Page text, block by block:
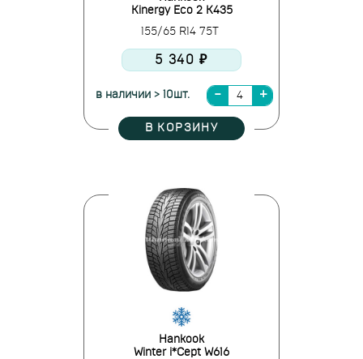
Kinergy Eco 2 K435
155/65 R14 75T
5 340 ₽
в наличии > 10шт.
В КОРЗИНУ
Hankook
Winter i*Cept W616